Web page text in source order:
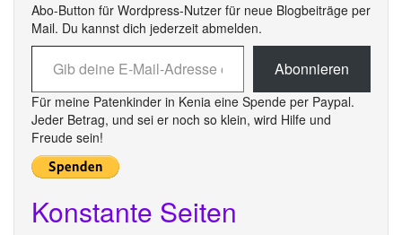
Abo-Button für Wordpress-Nutzer für neue Blogbeiträge per
Mail. Du kannst dich jederzeit abmelden.
Gib deine E-Mail-Adresse ein ...
Abonnieren
Für meine Patenkinder in Kenia eine Spende per Paypal.
Jeder Betrag, und sei er noch so klein, wird Hilfe und
Freude sein!
Konstante Seiten